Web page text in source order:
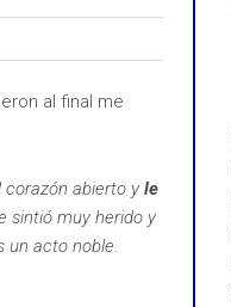
al final me
corazón abierto y le
sintió muy herido y
un acto noble.